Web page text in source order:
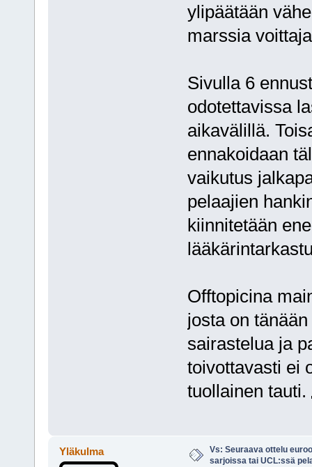
ylipäätään
marssia
Sivulla 6
odotettavissa
aikavälillä.
ennakoidaan
vaikutus
pelaajien
kiinnitetään
Offtopicina
josta on
sairastelua ja
toivottavasti ei
tuollainen tauti.
Yläkulma
Vs: Seuraava ottelu
sarjoissa tai UCL:ssä